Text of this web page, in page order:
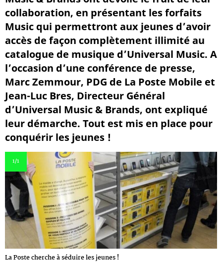
collaboration, en présentant les forfaits
Music qui permettront aux jeunes d’avoir
accès de façon complètement illimité au
catalogue de musique d’Universal Music. A
l’occasion d’une conférence de presse,
Marc Zemmour, PDG de La Poste Mobile et
Jean-Luc Bres, Directeur Général
d’Universal Music & Brands, ont expliqué
leur démarche. Tout est mis en place pour
conquérir les jeunes !
1/1
La Poste cherche à séduire les jeunes !